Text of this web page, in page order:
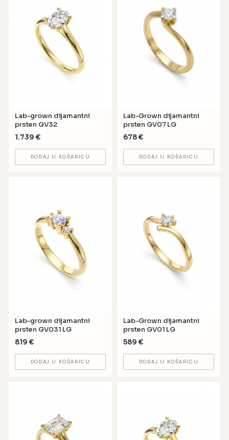
Lab-grown dijamantni
prsten GV32
1.739 €
DODAJ U KOŠARICU
Lab-Grown dijamantni
prsten GV07 LG
678€
DODAJ U KOŠARICU
Lab-grown dijamantni
prsten GV031 LG
819 €
DODAJ U KOŠARICU
Lab-Grown dijamantni
prsten GV01 LG
589 €
DODAJ U KOŠARICU